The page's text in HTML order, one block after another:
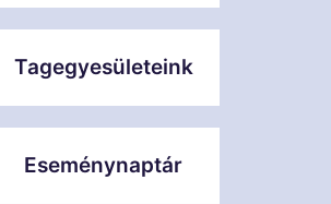
Tagegyesületeink
Eseménynaptár